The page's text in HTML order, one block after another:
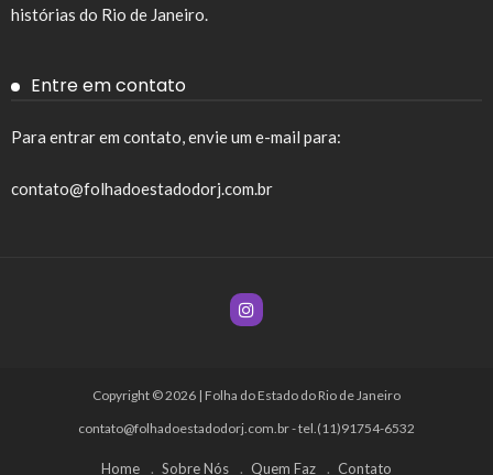
histórias do Rio de Janeiro.
Entre em contato
Para entrar em contato, envie um e-mail para:
contato@folhadoestadodorj.com.br
Copyright © 2026 | Folha do Estado do Rio de Janeiro
contato@folhadoestadodorj.com.br- tel.(11)91754-6532
Home Sobre Nós Quem Faz Contato